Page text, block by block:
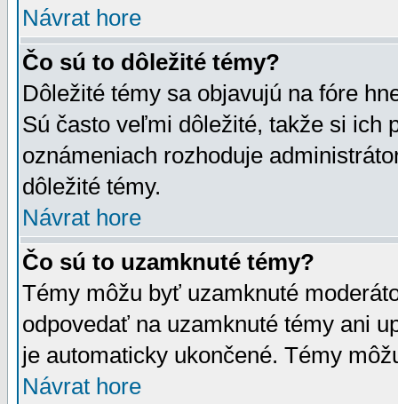
Návrat hore
Čo sú to dôležité témy?
Dôležité témy sa objavujú na fóre
Sú často veľmi dôležité, takže si ich
oznámeniach rozhoduje
dôležité témy.
Návrat hore
Čo sú to uzamknuté témy?
Témy môžu byť uzamknuté
odpovedať na uzamknuté témy ani
je automaticky ukončené. Témy
Návrat hore